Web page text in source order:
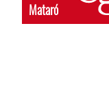
Mataró